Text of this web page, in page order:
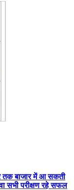
तक बाजार में आ सकती
सभी परीक्षण रहे सफल